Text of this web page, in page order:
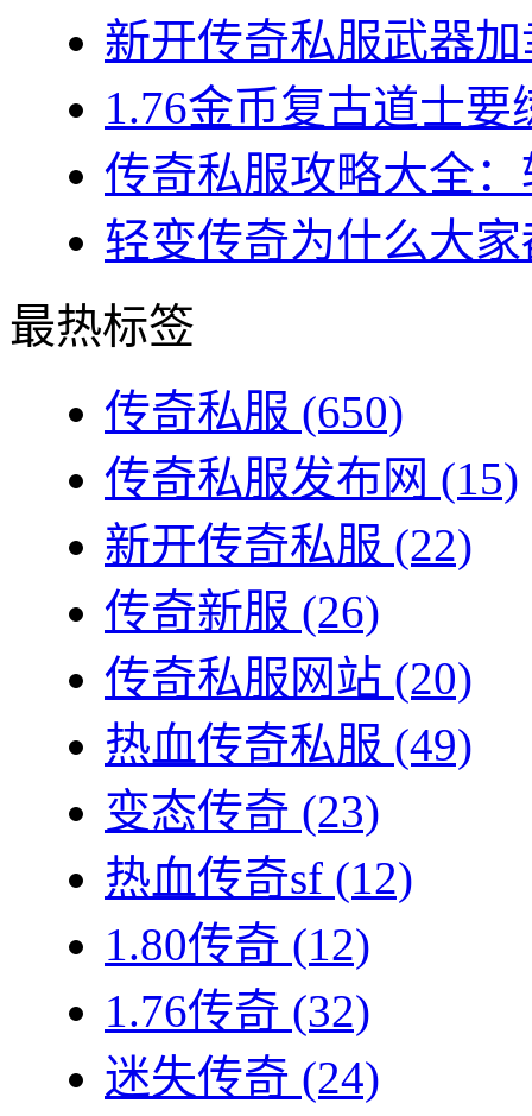
新开传奇私服武器
1.76金币复古道士
传奇私服攻略大全
轻变传奇为什么大
最热标签
传奇私服 (650)
传奇私服发布网 (15)
新开传奇私服 (22)
传奇新服 (26)
传奇私服网站 (20)
热血传奇私服 (49)
变态传奇 (23)
热血传奇sf (12)
1.80传奇 (12)
1.76传奇 (32)
迷失传奇 (24)